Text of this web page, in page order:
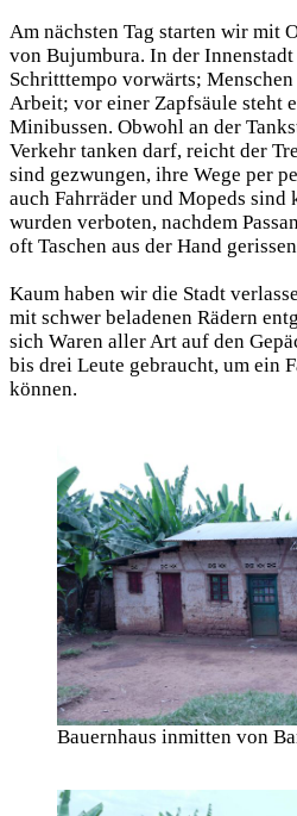
Am nächsten Tag starten wir mit
von Bujumbura. In der Innenstadt
Schritttempo vorwärts;
Arbeit; vor einer Zapfsäule steht
Minibussen. Obwohl an der
Verkehr tanken darf, reicht der
sind gezwungen, ihre Wege per
auch Fahrräder und Mopeds sind
wurden verboten, nachdem
oft Taschen aus der Hand
Kaum haben wir die Stadt
mit schwer beladenen Rädern
sich Waren aller Art auf den
bis drei Leute gebraucht, um ein
können.
Bauernhaus inmitten von